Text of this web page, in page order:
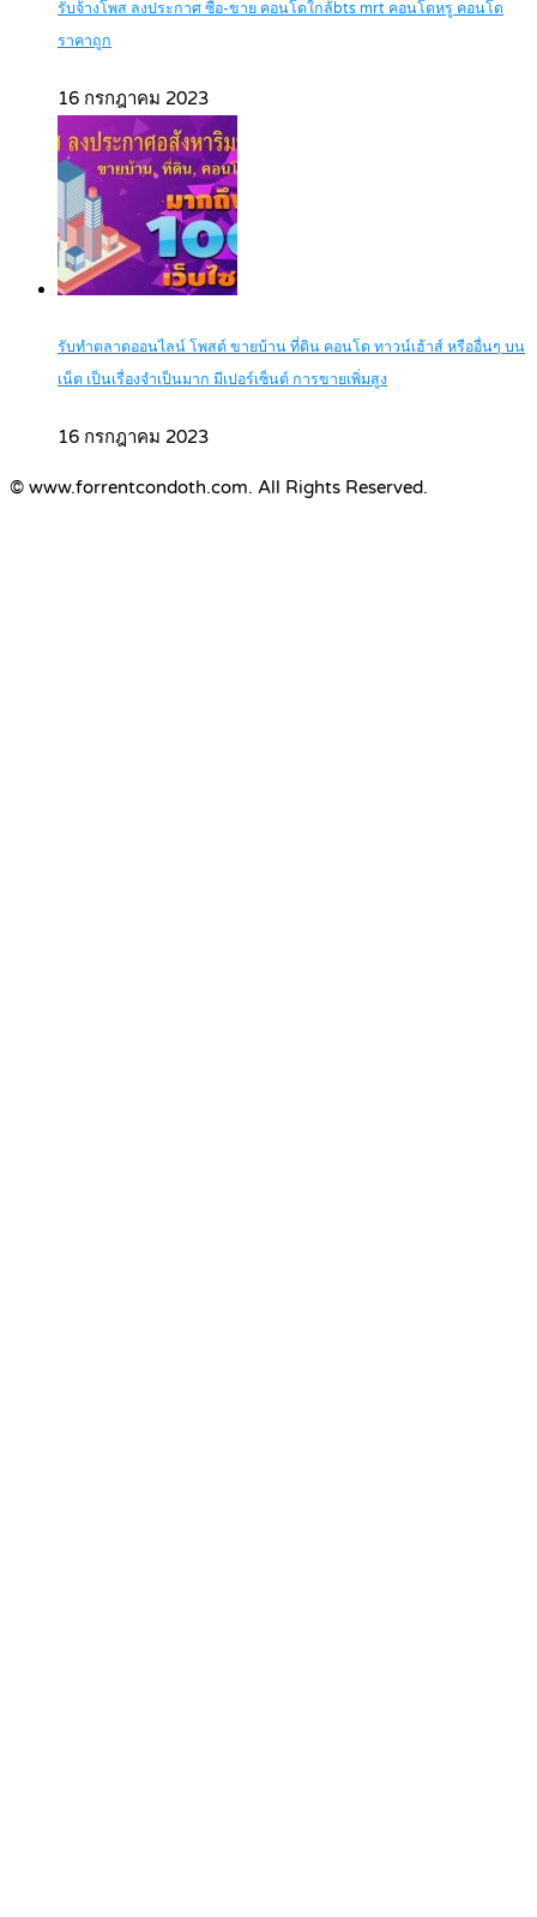
รับจ้างโพส ลงประกาศ ซื้อ-ขาย คอนโดใกล้bts mrt คอนโดหรู คอนโด
ราคาถูก
16 กรกฎาคม 2023
รับทำตลาดออนไลน์ โพสต์ ขายบ้าน ที่ดิน คอนโด ทาวน์เฮ้าส์ หรืออื่นๆ บน
เน็ต เป็นเรื่องจำเป็นมาก มีเปอร์เซ็นต์ การขายเพิ่มสูง
16 กรกฎาคม 2023
© www.forrentcondoth.com. All Rights Reserved.